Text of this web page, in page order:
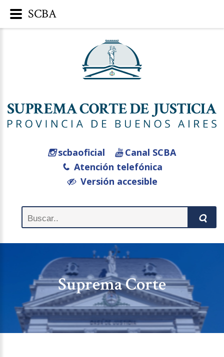
scbaoficial
Canal SCBA
Atención telefónica
Versión accesible
Suprema Corte
SCBA